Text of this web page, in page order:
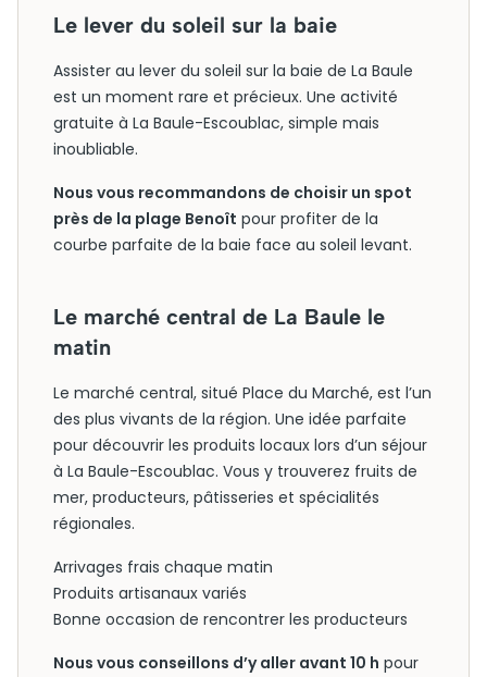
Le lever du soleil sur la baie
Assister au lever du soleil sur la baie de La Baule
est un moment rare et précieux. Une activité
gratuite à La Baule-Escoublac, simple mais
inoubliable.
Nous vous recommandons de choisir un spot
près de la plage Benoît pour profiter de la
courbe parfaite de la baie face au soleil levant.
Le marché central de La Baule le
matin
Le marché central, situé Place du Marché, est l’un
des plus vivants de la région. Une idée parfaite
pour découvrir les produits locaux lors d’un séjour
à La Baule-Escoublac. Vous y trouverez fruits de
mer, producteurs, pâtisseries et spécialités
régionales.
Arrivages frais chaque matin
Produits artisanaux variés
Bonne occasion de rencontrer les producteurs
Nous vous conseillons d’y aller avant 10 h pour